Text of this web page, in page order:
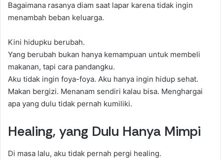
Bagaimana rasanya diam saat lapar karena tidak ingin
menambah beban keluarga.
Kini hidupku berubah.
Yang berubah bukan hanya kemampuan untuk membeli
makanan, tapi cara pandangku.
Aku tidak ingin foya-foya. Aku hanya ingin hidup sehat.
Makan bergizi. Menanam sendiri kalau bisa. Menghargai
apa yang dulu tidak pernah kumiliki.
Healing, yang Dulu Hanya Mimpi
Di masa lalu, aku tidak pernah pergi healing.